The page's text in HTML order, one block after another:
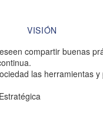
VISIÓN
compartir buenas
las herramientas